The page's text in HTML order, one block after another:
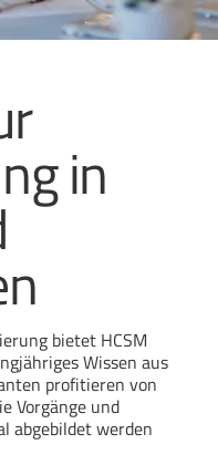
in
bietet HCSM
Wissen aus
profitieren von
Vorgänge und
abgebildet werden